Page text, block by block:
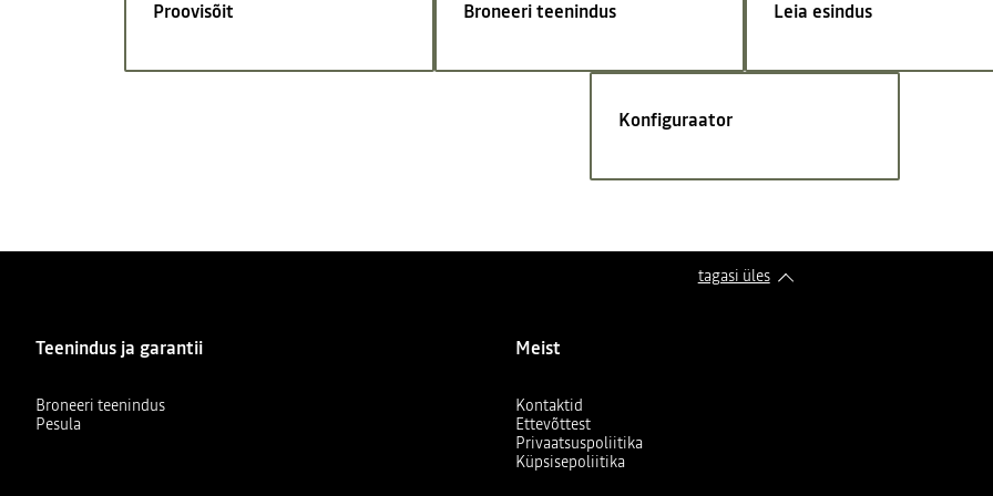
Proovisõit Broneeri teenindus Leia esindus
Konfiguraator
tagasi üles
Teenindus ja garantii
Broneeri teenindus
Pesula
Meist
Kontaktid
Ettevõttest
Privaatsuspoliitika
Küpsisepoliitika